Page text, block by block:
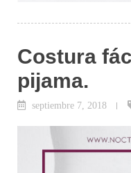
Costura
pijama.
septiembre 7, 2018